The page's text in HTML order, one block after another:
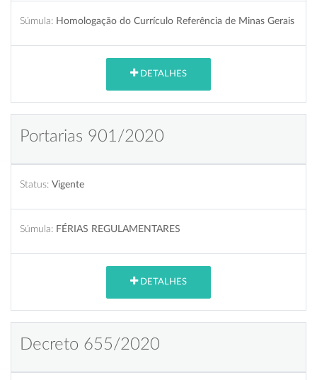
Súmula: Homologação do Currículo Referência de Minas Gerais
DETALHES
Portarias 901/2020
Status: Vigente
Súmula: FÉRIAS REGULAMENTARES
DETALHES
Decreto 655/2020